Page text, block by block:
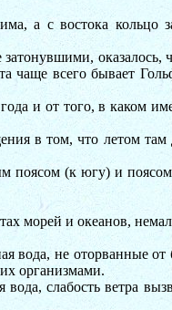
а с востока
оказалось,
чаще всего бывает
и от того, в каком
в том, что летом
поясом (к югу) и
морей и океанов,
вода, не оторванные
организмами.
слабость ветра